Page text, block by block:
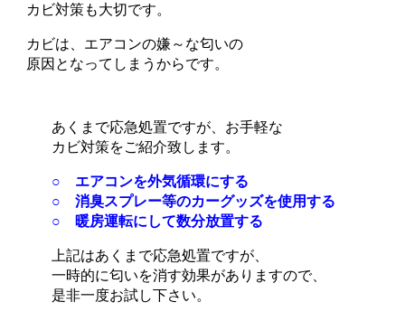
カビ対策も大切です。
カビは、エアコンの嫌～な匂いの
原因となってしまうからです。
あくまで応急処置ですが、お手軽な
カビ対策をご紹介致します。
○ エアコンを外気循環にする
○ 消臭スプレー等のカーグッズを使用する
○ 暖房運転にして数分放置する
上記はあくまで応急処置ですが、
一時的に匂いを消す効果がありますので、
是非一度お試し下さい。